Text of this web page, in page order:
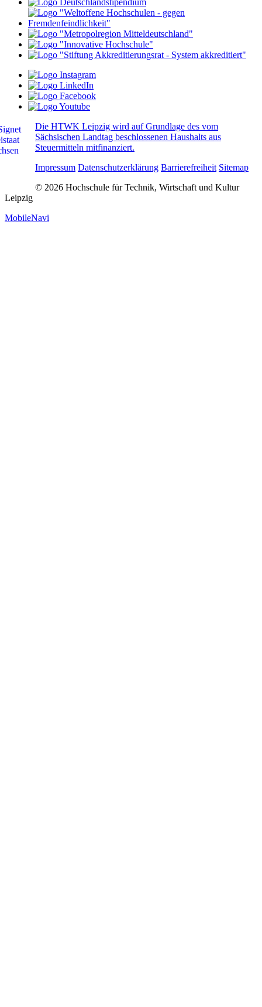
Die HTWK Leipzig wird auf Grundlage des vom
Sächsischen Landtag beschlossenen Haushalts aus
Steuermitteln mitfinanziert.
Impressum Datenschutzerklärung Barrierefreiheit Sitemap
© 2026 Hochschule für Technik, Wirtschaft und Kultur
Leipzig
MobileNavi